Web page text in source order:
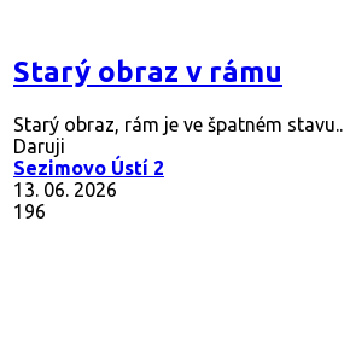
Starý obraz v rámu
Starý obraz, rám je ve špatném stavu..
Daruji
Sezimovo Ústí 2
13. 06. 2026
196